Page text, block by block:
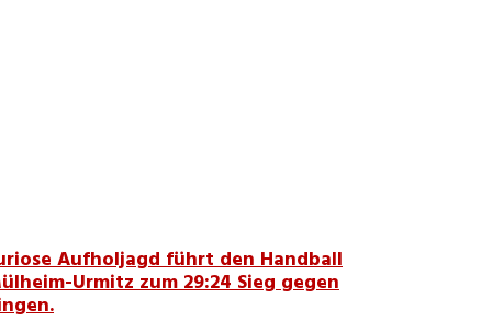
Aufholjagd führt den Handball
Urmitz zum 29:24 Sieg gegen